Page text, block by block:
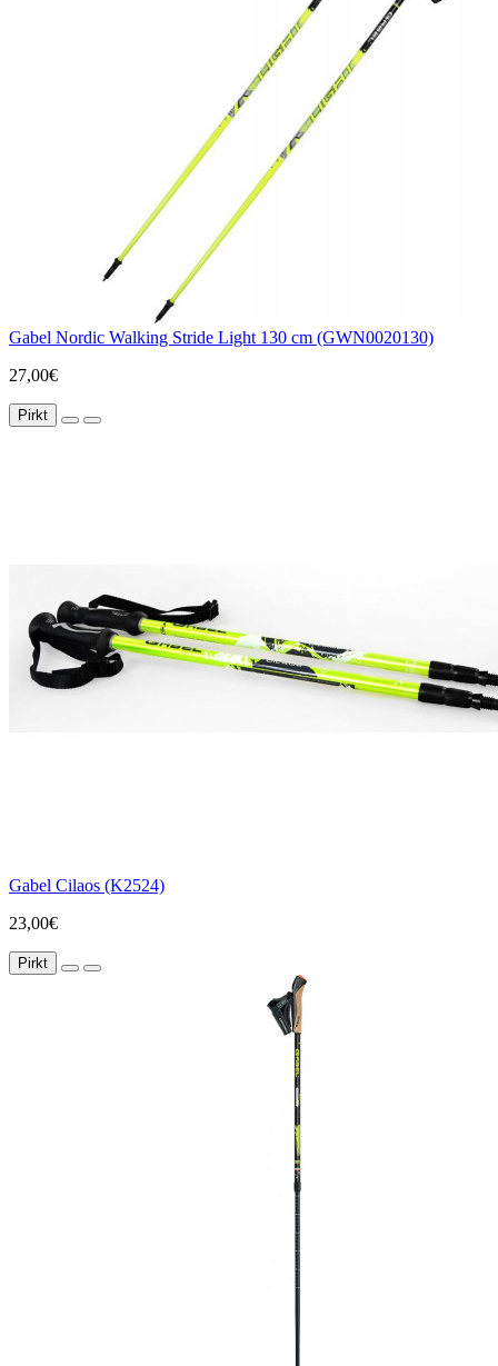
Gabel Nordic Walking Stride Light 130 cm (GWN0020130)
27,00€
Pirkt
Gabel Cilaos (K2524)
23,00€
Pirkt